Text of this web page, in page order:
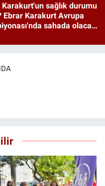
Karakurt'un sağlık durumu
Ebrar Karakurt Avrupa
sahada olacak